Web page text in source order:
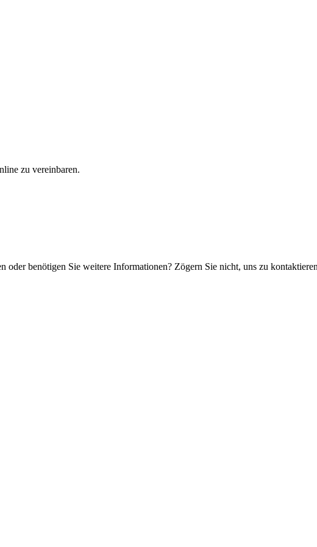
zu vereinbaren.
oder benötigen Sie weitere Informationen? Zögern Sie nicht, uns zu